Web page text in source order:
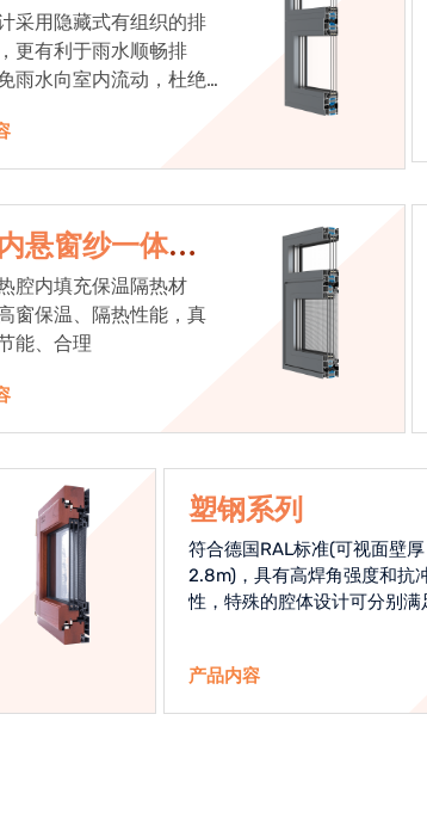
采用隐藏式有组织的排
更有利于雨水顺畅排
雨水向室内流动，杜绝
悬窗纱一体系
腔内填充保温隔热材
窗保温、隔热性能，真
能、合理
塑钢系列
符合德国RAL标准(可视面壁厚
2.8m)，具有高焊角强度和抗
性，特殊的腔体设计可分别满
产品内容